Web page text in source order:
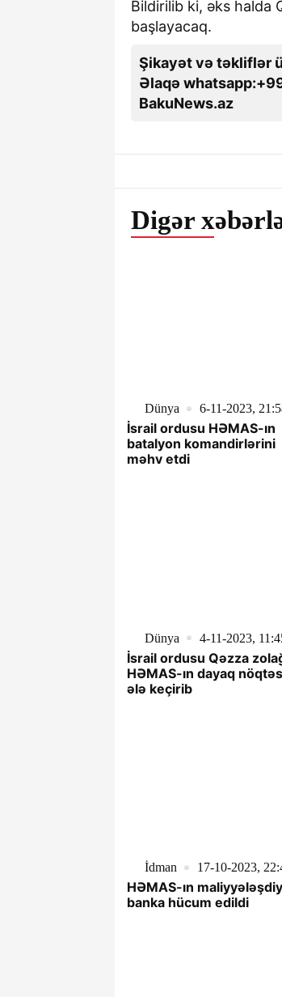
Bildirilib ki, əks halda
başlayacaq.
Şikayət və təkliflər
Əlaqə
BakuNews.az
Digər
Dünya 6-11-2023,
İsrail ordusu HƏMAS-ın
batalyon komandirlərini
məhv etdi
Dünya 4-11-2023,
İsrail ordusu Qəzza
HƏMAS-ın dayaq
ələ keçirib
İdman 17-10-2023,
HƏMAS-ın
banka hücum edildi